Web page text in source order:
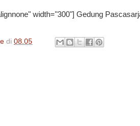
width="300"] Gedung
di 08.05